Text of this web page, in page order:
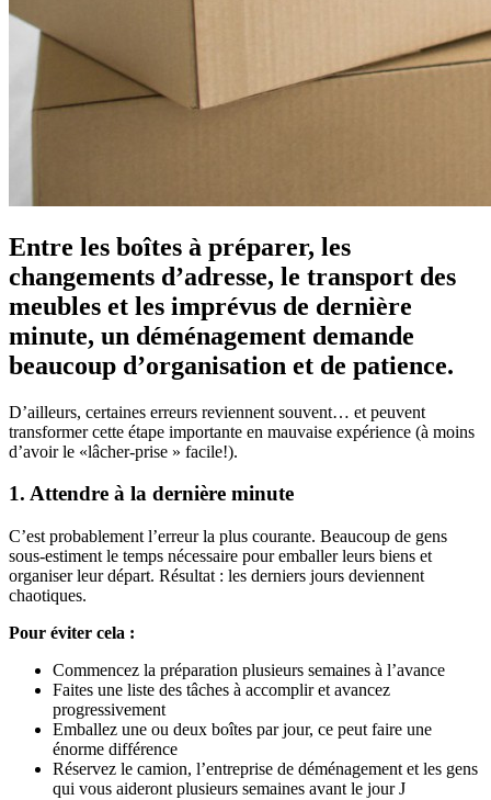
Entre les boîtes à préparer, les
changements d’adresse, le transport des
meubles et les imprévus de dernière
minute, un déménagement demande
beaucoup d’organisation et de patience.
D’ailleurs, certaines erreurs reviennent souvent… et peuvent
transformer cette étape importante en mauvaise expérience (à moins
d’avoir le «lâcher-prise » facile!).
1. Attendre à la dernière minute
C’est probablement l’erreur la plus courante. Beaucoup de gens
sous-estiment le temps nécessaire pour emballer leurs biens et
organiser leur départ. Résultat : les derniers jours deviennent
chaotiques.
Pour éviter cela :
Commencez la préparation plusieurs semaines à l’avance
Faites une liste des tâches à accomplir et avancez
progressivement
Emballez une ou deux boîtes par jour, ce peut faire une
énorme différence
Réservez le camion, l’entreprise de déménagement et les gens
qui vous aideront plusieurs semaines avant le jour J